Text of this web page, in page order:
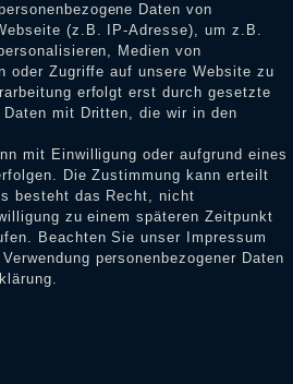
über die erfolgte Verifizierung im
Daten von
(z.B. IP-Adresse), um z.B.
Medien von
oder Zugriffe auf unsere Website zu
erfolgt erst durch gesetzte
mit Dritten, die wir in den
mit Einwilligung oder aufgrund eines
Die Zustimmung kann erteilt
besteht das Recht, nicht
zu einem späteren Zeitpunkt
Beachten Sie unser
Impressum
personenbezogener Daten
.